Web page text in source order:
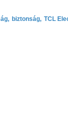
, biztonság, TCL